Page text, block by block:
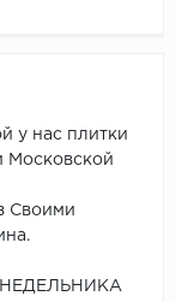
у нас плитки
Московской
Своими